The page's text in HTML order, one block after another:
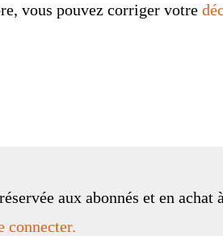
vous pouvez corriger votre
aux abonnés et en achat
connecter.